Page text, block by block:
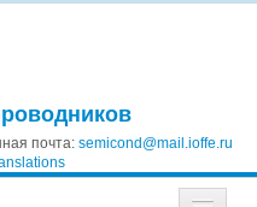
почта: semicond@mail.ioffe.ru